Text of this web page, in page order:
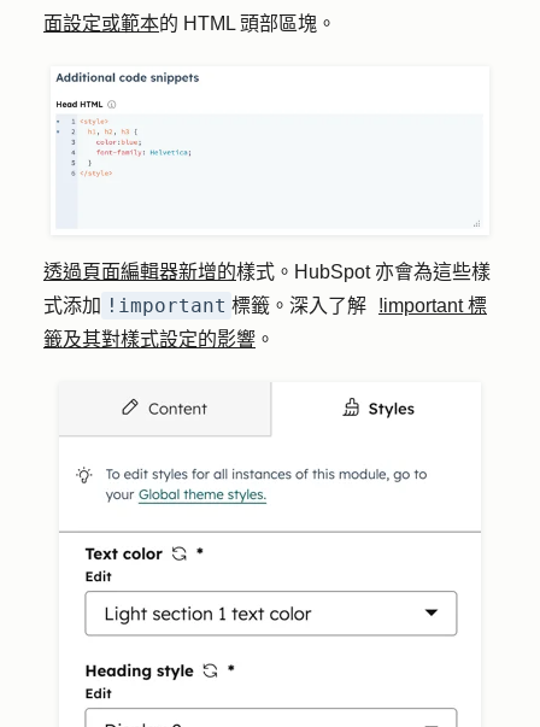
面設定或範本的 HTML 頭部區塊。
透過頁面編輯器新增的樣式。HubSpot 亦會為這些樣
式添加 !important 標籤。深入了解
!important 標
籤及其對樣式設定的影響 。